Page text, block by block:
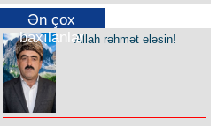
Ən çox
baxılanlarAllah rəhmət eləsin!